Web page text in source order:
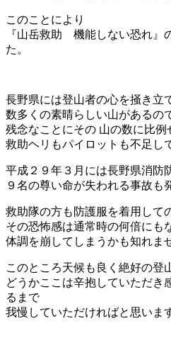
このことにより
『山岳救助 機能しない恐れ』
た。
長野県には登山者の心を掻き立
数多くの素晴らしい山があるの
残念なことにその 山の数に比例
救助ヘリもパイロットも不足し
平成２９年３月には長野県消防
９名の尊い命が失われる事故も
救助隊の方も防護服を着用して
その恐怖感は通常時の何倍にも
体調を崩してしまうかも知れま
このところ天候も良く絶好の登
どうかここは辛抱していただき
るまで
我慢していただければと思いま